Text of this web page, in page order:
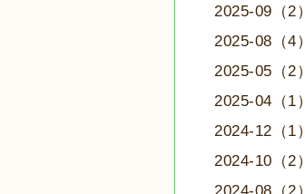
2025-09（2）
2025-08（4）
2025-05（2）
2025-04（1）
2024-12（1）
2024-10（2）